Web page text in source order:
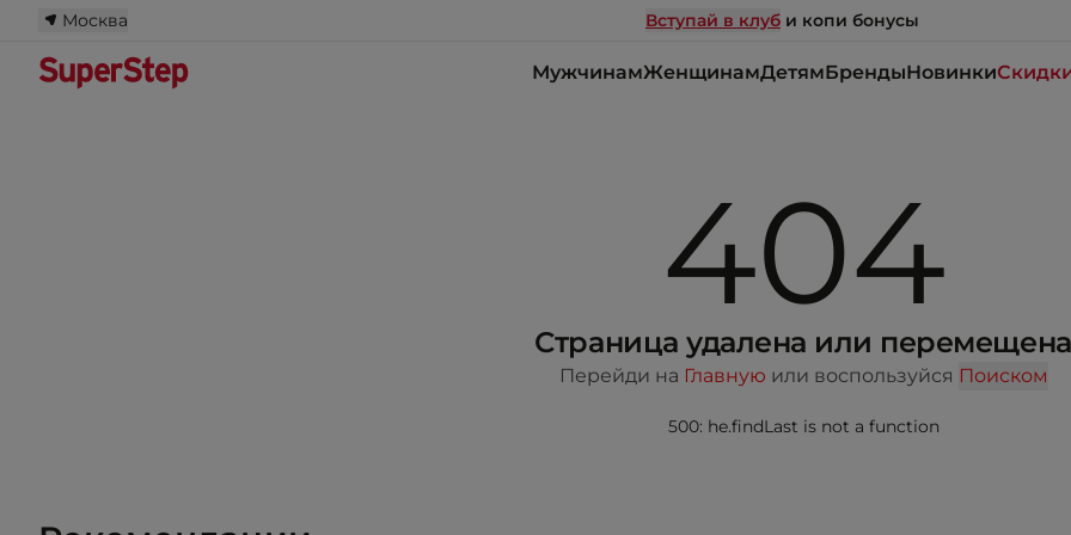
Москва Вступай в клуб и копи бонусы
МужчинамЖенщинамДетямБрендыНовинки
404
Страница удалена или перемещена
Перейди на Главную или воспользуйся Поиском
500: he.findLast is not a function